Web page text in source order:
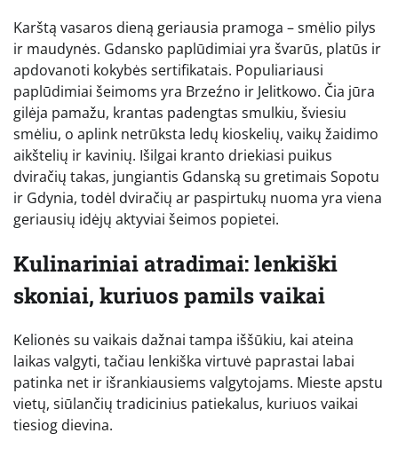
Karštą vasaros dieną geriausia pramoga – smėlio pilys
ir maudynės. Gdansko paplūdimiai yra švarūs, platūs ir
apdovanoti kokybės sertifikatais. Populiariausi
paplūdimiai šeimoms yra Brzeźno ir Jelitkowo. Čia jūra
gilėja pamažu, krantas padengtas smulkiu, šviesiu
smėliu, o aplink netrūksta ledų kioskelių, vaikų žaidimo
aikštelių ir kavinių. Išilgai kranto driekiasi puikus
dviračių takas, jungiantis Gdanską su gretimais Sopotu
ir Gdynia, todėl dviračių ar paspirtukų nuoma yra viena
geriausių idėjų aktyviai šeimos popietei.
Kulinariniai atradimai: lenkiški
skoniai, kuriuos pamils vaikai
Kelionės su vaikais dažnai tampa iššūkiu, kai ateina
laikas valgyti, tačiau lenkiška virtuvė paprastai labai
patinka net ir išrankiausiems valgytojams. Mieste apstu
vietų, siūlančių tradicinius patiekalus, kuriuos vaikai
tiesiog dievina.